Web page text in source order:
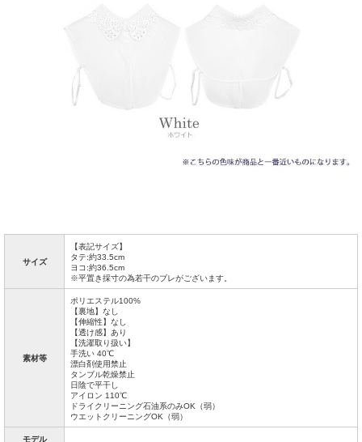
サイズ
【表記サイズ】
タテ:約33.5cm
ヨコ:約36.5cm
※平置き採寸の為若干のブレがございます。
素材等
ポリエステル100%
【裏地】なし
【伸縮性】なし
【透け感】あり
【洗濯取り扱い】
手洗い 40℃
漂白剤使用禁止
タンブル乾燥禁止
日陰で平干し
アイロン 110℃
ドライクリーニング石油系のみOK（弱）
ウエットクリーニングOK（弱）
モデル